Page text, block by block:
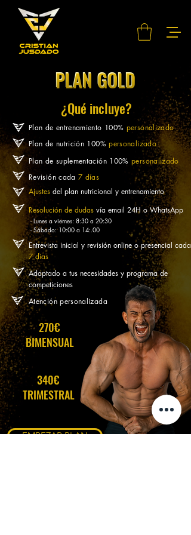
PLAN GOLD
PLAN GOLD
¿Qué incluye?
Plan de entrenamiento 100% personalizado
Plan de nutrición 100%personalizado
Plan de suplementación 100%personalizado
Revisión cada7 días
Ajustes del plan nutricional y entrenamiento
Resolución de dudas vía email 24H oWhatsApp
- Lunes a viernes: 8:30 a 20:30
- Sábado: 10:00 a 14:.00
Entrevista inicial y revisión online o presencial cada
7 días
Atención personalizada
270€
BIMENSUAL
340€
TRIMESTRAL
Adaptado a tus necesidades y programa de
competiciones
EMPEZAR PLAN